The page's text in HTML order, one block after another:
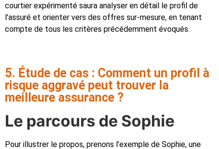
courtier expérimenté saura analyser en détail le profil de
l’assuré et orienter vers des offres sur-mesure, en tenant
compte de tous les critères précédemment évoqués.
5. Étude de cas : Comment un profil à
risque aggravé peut trouver la
meilleure assurance ?
Le parcours de Sophie
Pour illustrer le propos, prenons l’exemple de Sophie, une